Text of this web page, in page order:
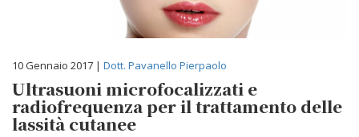
10 Gennaio 2017 | Dott. Pavanello Pierpaolo
Ultrasuoni microfocalizzati e
radiofrequenza per il trattamento delle
lassità cutanee